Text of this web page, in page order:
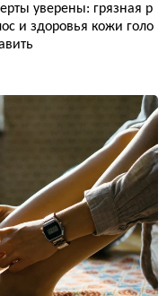
уверены: грязная р
и здоровья кожи голо